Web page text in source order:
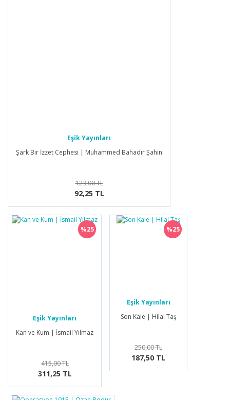
Eşik Yayınları
Şark Bir İzzet Cephesi | Muhammed Bahadır Şahin
123,00 TL
92,25 TL
%25
Eşik Yayınları
Kan ve Kum | İsmail Yılmaz
415,00 TL
311,25 TL
%25
Eşik Yayınları
Son Kale | Hilal Taş
250,00 TL
187,50 TL